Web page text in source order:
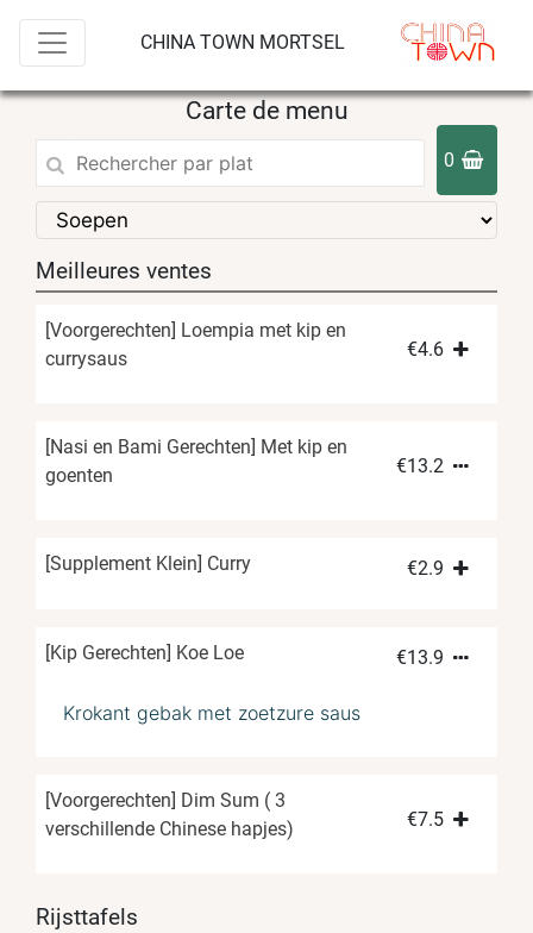
CHINA TOWN MORTSEL
Carte de menu
0
Meilleures ventes
[Voorgerechten] Loempia met kip en
currysaus
€4.6
[Nasi en Bami Gerechten] Met kip en
goenten
€13.2
[Supplement Klein] Curry €2.9
[Kip Gerechten] Koe Loe €13.9
Krokant gebak met zoetzure saus
[Voorgerechten] Dim Sum ( 3
verschillende Chinese hapjes)
€7.5
Rijsttafels